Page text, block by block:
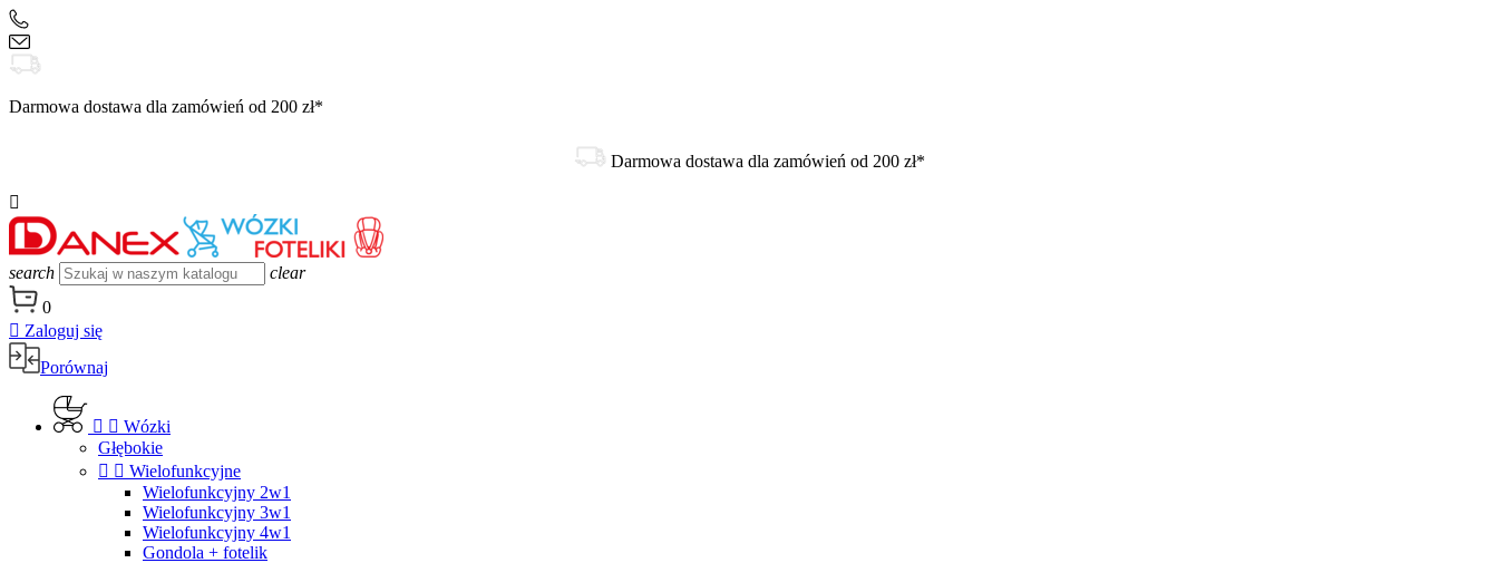
Darmowa dostawa dla zamówień od 200 zł*
Darmowa dostawa dla zamówień od 200 zł*

search
clear
0
 Zaloguj się
Porównaj
  Wózki
Głębokie
  Wielofunkcyjne
Wielofunkcyjny 2w1
Wielofunkcyjny 3w1
Wielofunkcyjny 4w1
Gondola + fotelik